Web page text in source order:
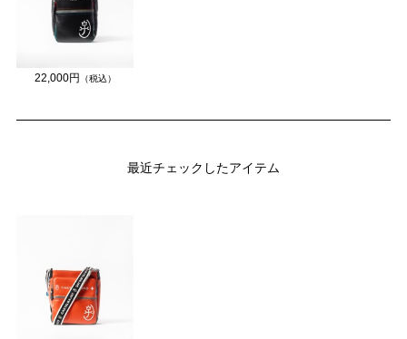
22,000円 （税込）
最近チェックしたアイテム